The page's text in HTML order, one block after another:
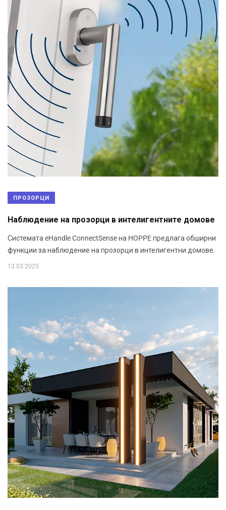
ПРОЗОРЦИ
Наблюдение на прозорци в интелигентните домове
Системата eHandle ConnectSense на HOPPE предлага обширни
функции за наблюдение на прозорци в интелигентни домове.
13.03.2025